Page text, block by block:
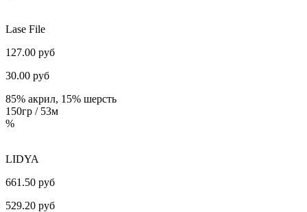
Lase File
127.00 руб
30.00 руб
85% акрил, 15% шерсть
150гр / 53м
%
LIDYA
661.50 руб
529.20 руб